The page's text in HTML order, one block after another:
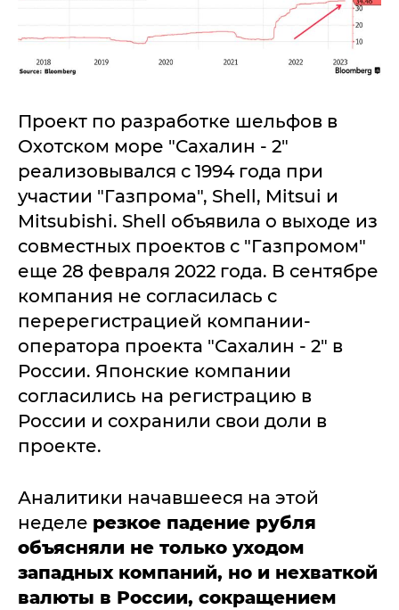
Проект по разработке шельфов в
Охотском море "Сахалин - 2"
реализовывался с 1994 года при
участии "Газпрома", Shell, Mitsui и
Mitsubishi. Shell объявила о выходе из
совместных проектов с "Газпромом"
еще 28 февраля 2022 года. В сентябре
компания не согласилась с
перерегистрацией компании-
оператора проекта "Сахалин - 2" в
России. Японские компании
согласились на регистрацию в
России и сохранили свои доли в
проекте.
Аналитики начавшееся на этой
неделе резкое падение рубля
объясняли не только уходом
западных компаний, но и нехваткой
валюты в России, сокращением